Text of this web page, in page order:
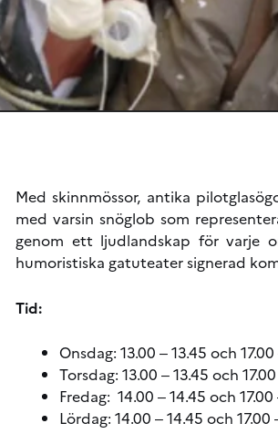
Med skinnmössor, antika
med varsin snöglob som
genom ett ljudlandskap för varje
humoristiska gatuteater signerad
Tid:
Onsdag: 13.00 ‒ 13.45 och 17.00
Torsdag: 13.00 ‒ 13.45 och 17.00
Fredag: 14.00 ‒ 14.45 och 17.00
Lördag: 14.00 ‒ 14.45 och 17.00